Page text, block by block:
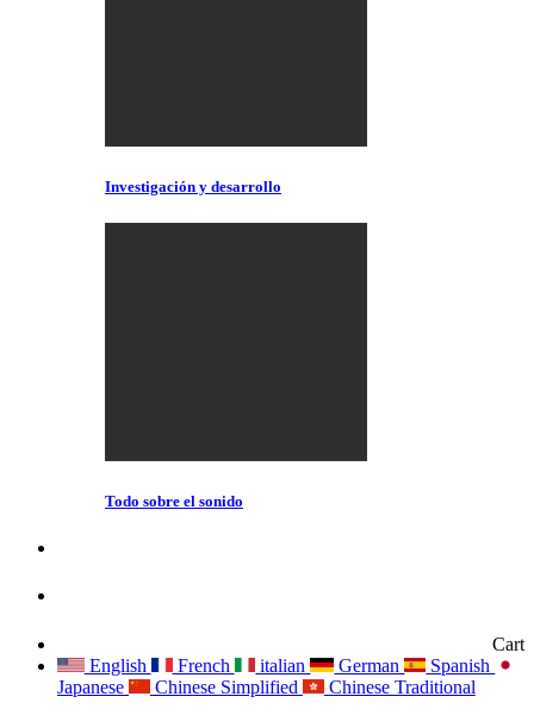
Investigación y desarrollo
Todo sobre el sonido
Cart
English
French italian German
Spanish
Japanese
Chinese Simplified
Chinese Traditional